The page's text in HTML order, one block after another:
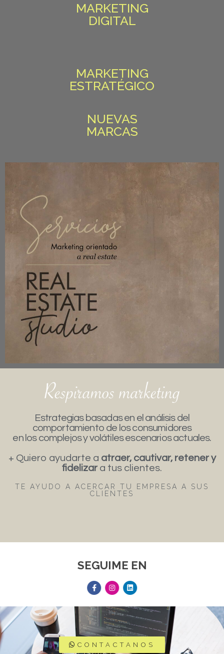
MARKETING
DIGITAL
MARKETING
ESTRATÉGICO
NUEVAS
MARCAS
Estrategias basadas en el análisis del
comportamiento de los consumidores
en los complejos y volátiles escenarios actuales.
+ Quiero ayudarte a atraer, cautivar, retener y
fidelizar a tus clientes.
TE AYUDO A ACERCAR TU EMPRESA A SUS
CLIENTES
SEGUIME EN
CONTACTANOS